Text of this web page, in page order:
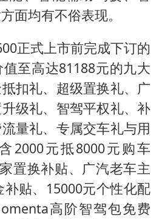
实基础开新局
面均有不俗表现。
正式上市前完成下订的
至高达81188元的九大
扣礼、超级置换礼、广
级礼、智驾平权礼、补
量礼、专属交车礼与用
2000元抵8000元购车
置换补贴、广汽老车主
贴、15000元个性化配
高阶智驾包免费